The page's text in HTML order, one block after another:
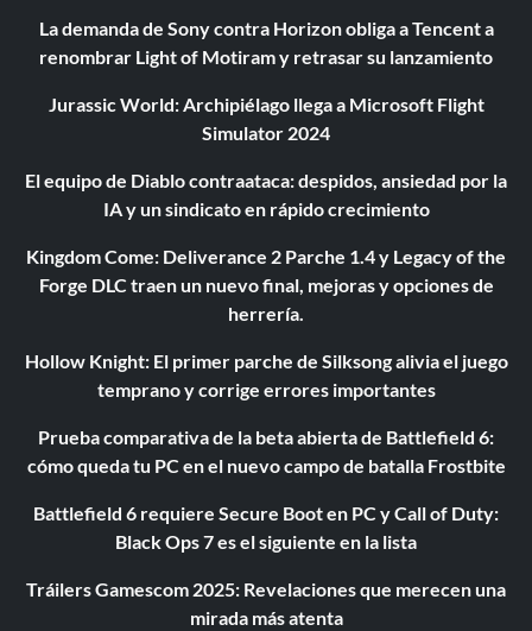
La demanda de Sony contra Horizon obliga a Tencent a
renombrar Light of Motiram y retrasar su lanzamiento
Jurassic World: Archipiélago llega a Microsoft Flight
Simulator 2024
El equipo de Diablo contraataca: despidos, ansiedad por la
IA y un sindicato en rápido crecimiento
Kingdom Come: Deliverance 2 Parche 1.4 y Legacy of the
Forge DLC traen un nuevo final, mejoras y opciones de
herrería.
Hollow Knight: El primer parche de Silksong alivia el juego
temprano y corrige errores importantes
Prueba comparativa de la beta abierta de Battlefield 6:
cómo queda tu PC en el nuevo campo de batalla Frostbite
Battlefield 6 requiere Secure Boot en PC y Call of Duty:
Black Ops 7 es el siguiente en la lista
Tráilers Gamescom 2025: Revelaciones que merecen una
mirada más atenta